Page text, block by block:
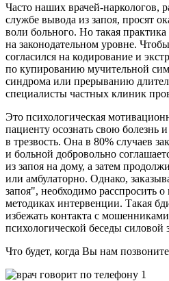
Часто наших врачей-наркологов,
службе вывода из запоя, просят
воли больного. Но такая практика
на законодательном уровне.
согласился на кодирование и
по купированию мучительной
синдрома или прерыванию
специалисты частных клиник
Это психологическая
пациенту осознать свою болезнь
в трезвость. Она в 80% случаев
и больной добровольно
из запоя на дому, а затем
или амбулаторно. Однако,
запоя", необходимо расспросить
методиках интервенции. Такая
избежать контакта с
психологической беседы силовой
Что будет, когда Вы нам
1